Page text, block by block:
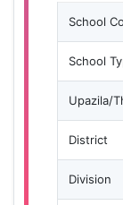
School
School
Upazila/
District
Division